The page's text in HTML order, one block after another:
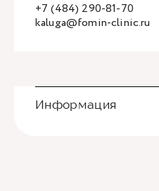
kaluga@fomin-clinic.ru
+7 (484) 290-81-70
Информация